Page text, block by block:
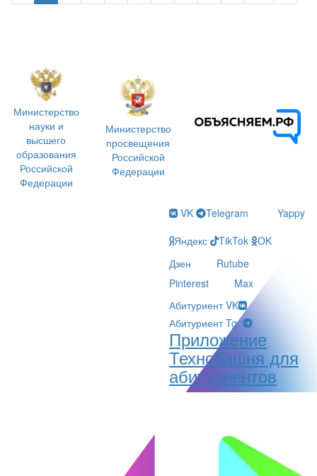
Министерство
науки и
высшего
образования
Российской
Федерации
Министерство
просвещения
Российской
Федерации
VK Telegram
Yappy
Яндекс
TikTok
OK
Дзен
Rutube
Pinterest
Max
Абитуриент VK
Абитуриент Tg
Приложение
Технобашня для
абитуриентов